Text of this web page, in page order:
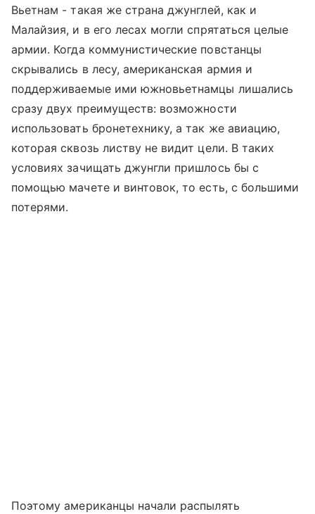
Вьетнам - такая же страна джунглей, как и
Малайзия, и в его лесах могли спрятаться целые
армии. Когда коммунистические повстанцы
скрывались в лесу, американская армия и
поддерживаемые ими южновьетнамцы лишались
сразу двух преимуществ: возможности
использовать бронетехнику, а так же авиацию,
которая сквозь листву не видит цели. В таких
условиях зачищать джунгли пришлось бы с
помощью мачете и винтовок, то есть, с большими
потерями.
Поэтому американцы начали распылять